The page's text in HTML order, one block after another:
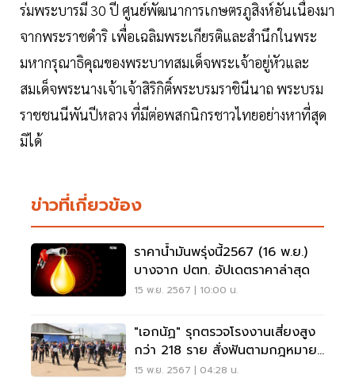
ร่มพระบารมี 30 ปี ศูนย์พัฒนาการเกษตรภูสิงห์อันเนื่องมา
จากพระราชดำริ เพื่อเฉลิมพระเกียรติและสำนึกในพระ
มหากรุณาธิคุณของพระบาทสมเด็จพระเจ้าอยู่หัวและ
สมเด็จพระนางเจ้าเจ้าสิริกิติ์พระบรมราชินีนาถ พระบรม
ราชชนนีพันปีหลวง ที่มีต่อพสกนิกรชาวไทยอย่างหาที่สุด
มิได้
ข่าวที่เกี่ยวข้อง
ราคาน้ำมันพรุ่งนี้2567 (16 พ.ย.)
บางจาก ปตท. อัปเดตราคาล่าสุด
15 พ.ย. 2567 | 10:00 น.
"เอกนัฏ" รุกตรวจโรงงานเสี่ยงสูง
กว่า 218 ราย สั่งฟันตามกฎหมาย
เด็ดขาด
15 พ.ย. 2567 | 04:28 น.